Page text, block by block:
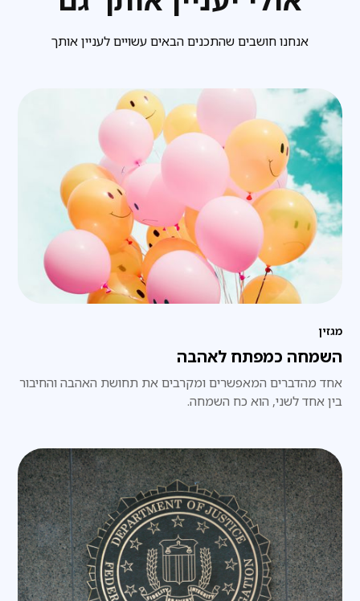
אנחנו חושבים שהתכנים הבאים עשויים לעניין אותך
מגזין
השמחה כמפתח לאהבה
אחד מהדברים המאפשרים ומקרבים את תחושת האהבה והחיבור
בין אחד לשני, הוא כח השמחה.